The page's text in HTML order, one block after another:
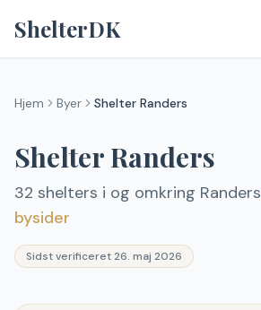
ShelterDK
Hjem Byer Shelter Randers
ShelterRanders
32 shelters i og omkring Randers
bysider
Sidst verificeret26. maj 2026